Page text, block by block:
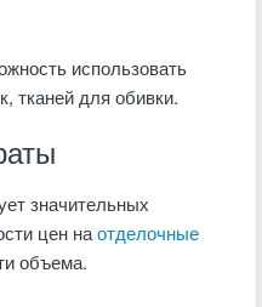
использовать
тканей для обивки.
значительных
цен наотделочные
объема.